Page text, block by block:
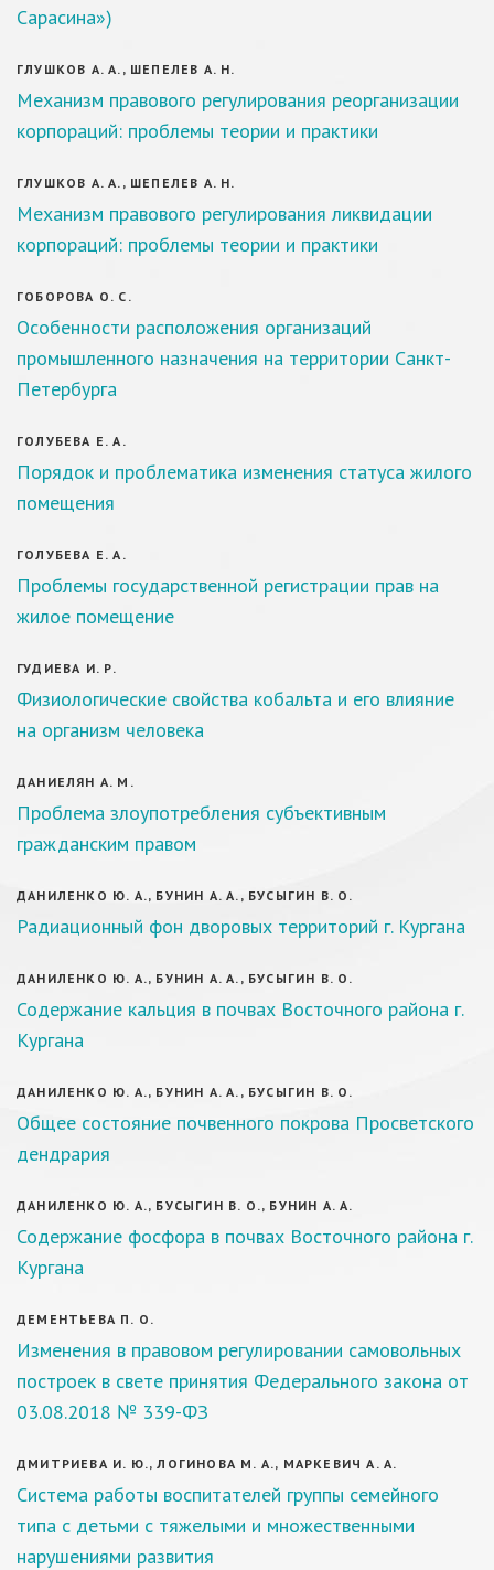
Сарасина»)
ГЛУШКОВ А. А., ШЕПЕЛЕВ А. Н.
Механизм правового регулирования реорганизации
корпораций: проблемы теории и практики
ГЛУШКОВ А. А., ШЕПЕЛЕВ А. Н.
Механизм правового регулирования ликвидации
корпораций: проблемы теории и практики
ГОБОРОВА О. С.
Особенности расположения организаций
промышленного назначения на территории Санкт-
Петербурга
ГОЛУБЕВА Е. А.
Порядок и проблематика изменения статуса жилого
помещения
ГОЛУБЕВА Е. А.
Проблемы государственной регистрации прав на
жилое помещение
ГУДИЕВА И. Р.
Физиологические свойства кобальта и его влияние
на организм человека
ДАНИЕЛЯН А. М.
Проблема злоупотребления субъективным
гражданским правом
ДАНИЛЕНКО Ю. А., БУНИН А. А., БУСЫГИН В. О.
Радиационный фон дворовых территорий г. Кургана
ДАНИЛЕНКО Ю. А., БУНИН А. А., БУСЫГИН В. О.
Содержание кальция в почвах Восточного района г.
Кургана
ДАНИЛЕНКО Ю. А., БУНИН А. А., БУСЫГИН В. О.
Общее состояние почвенного покрова Просветского
дендрария
ДАНИЛЕНКО Ю. А., БУСЫГИН В. О., БУНИН А. А.
Содержание фосфора в почвах Восточного района г.
Кургана
ДЕМЕНТЬЕВА П. О.
Изменения в правовом регулировании самовольных
построек в свете принятия Федерального закона от
03.08.2018 № 339-ФЗ
ДМИТРИЕВА И. Ю., ЛОГИНОВА М. А., МАРКЕВИЧ А. А.
Система работы воспитателей группы семейного
типа с детьми с тяжелыми и множественными
нарушениями развития